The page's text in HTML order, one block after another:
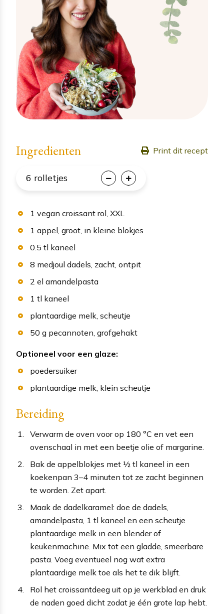
Ingredienten Print dit recept
6 rolletjes
1 vegan croissant rol, XXL
1 appel, groot, in kleine blokjes
0.5 tl kaneel
8 medjoul dadels, zacht, ontpit
2 el amandelpasta
1 tl kaneel
plantaardige melk, scheutje
50 g pecannoten, grofgehakt
Optioneel voor een glaze:
poedersuiker
plantaardige melk, klein scheutje
Bereiding
Verwarm de oven voor op 180 °C en vet een
ovenschaal in met een beetje olie of margarine.
Bak de appelblokjes met ½ tl kaneel in een
koekenpan 3–4 minuten tot ze zacht beginnen
te worden. Zet apart.
Maak de dadelkaramel: doe de dadels,
amandelpasta, 1 tl kaneel en een scheutje
plantaardige melk in een blender of
keukenmachine. Mix tot een gladde, smeerbare
pasta. Voeg eventueel nog wat extra
plantaardige melk toe als het te dik blijft.
Rol het croissantdeeg uit op je werkblad en druk
de naden goed dicht zodat je één grote lap hebt.